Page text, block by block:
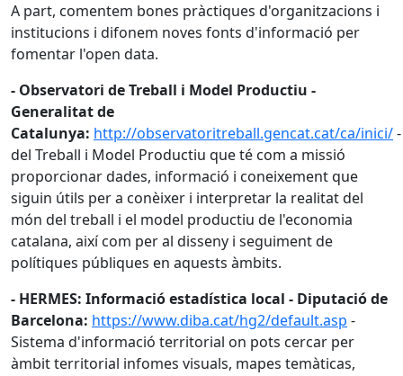
A part, comentem bones pràctiques d'organitzacions i
institucions i difonem noves fonts d'informació per
fomentar l'open data.
- Observatori de Treball i Model Productiu -
Generalitat de
Catalunya: http://observatoritreball.gencat.cat/ca/inici/
del Treball i Model Productiu que té com a missió
proporcionar dades, informació i coneixement que
siguin útils per a conèixer i interpretar la realitat del
món del treball i el model productiu de l'economia
catalana, així com per al disseny i seguiment de
polítiques públiques en aquests àmbits.
- HERMES: Informació estadística local - Diputació de
Barcelona: https://www.diba.cat/hg2/default.asp -
Sistema d'informació territorial on pots cercar per
àmbit territorial infomes visuals, mapes temàticas,